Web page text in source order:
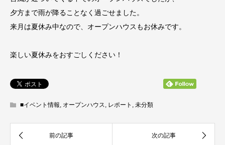
夕方まで雨が降ることなく過ごせました。
来月は夏休み中なので、オープンハウスもお休みです。
楽しい夏休みをおすごしください！
■イベント情報, オープンハウス, レポート , 未分類